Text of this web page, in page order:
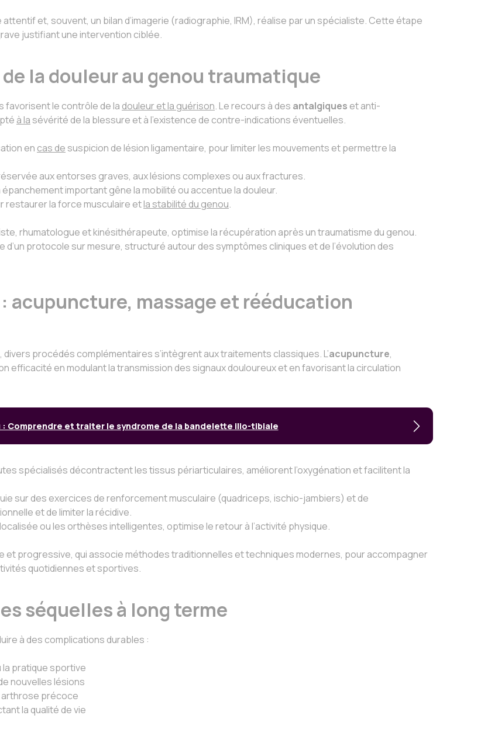
attentif et, souvent, un bilan d’imagerie (radiographie, IRM), réalise par un spécialiste. Cette étape
justifiant une intervention ciblée.
la douleur au genou traumatique
favorisent le contrôle de la douleur et la guérison. Le recours à des antalgiques et anti-
à la sévérité de la blessure et à l’existence de contre-indications éventuelles.
en cas de suspicion de lésion ligamentaire, pour limiter les mouvements et permettre la
aux entorses graves, aux lésions complexes ou aux fractures.
important gêne la mobilité ou accentue la douleur.
restaurer la force musculaire etla stabilité du genou.
rhumatologue et kinésithérapeute, optimise la récupération après un traumatisme du genou.
d’un protocole sur mesure, structuré autour des symptômes cliniques et de l’évolution des
acupuncture, massage et rééducation
procédés complémentaires s’intègrent aux traitements classiques. L’acupuncture,
efficacité en modulant la transmission des signaux douloureux et en favorisant la circulation
: Comprendre et traiter le syndrome de la bandelette ilio-tibiale
spécialisés décontractent les tissus périarticulaires, améliorent l’oxygénation et facilitent la
sur des exercices de renforcement musculaire (quadriceps, ischio-jambiers) et de
et de limiter la récidive.
ou les orthèses intelligentes, optimise le retour à l’activité physique.
et progressive, qui associe méthodes traditionnelles et techniques modernes, pour accompagner
quotidiennes et sportives.
séquelles à long terme
à des complications durables :
la pratique sportive
nouvelles lésions
arthrose précoce
la qualité de vie